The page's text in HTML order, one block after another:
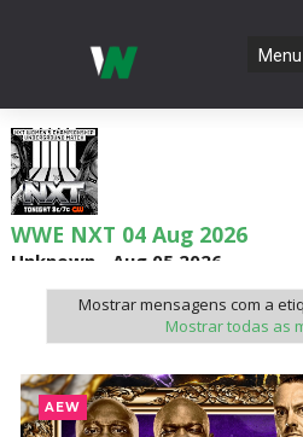
WWE NXT 04 Aug 2026
Unknown Aug 05 2026
WWE Monday Night Raw
Unknown-Aug 04 2026
Mostrar mensagens com a
Mostrar todas as
AEW